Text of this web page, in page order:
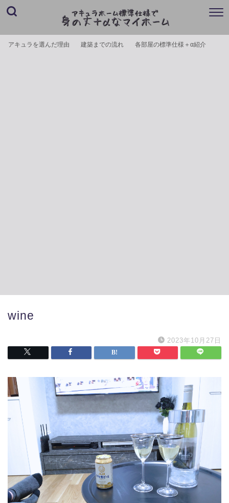
アキュラを選んだ理由 建築までの流れ 各部屋の標準仕様＋α紹介
wine
2023年10月27日